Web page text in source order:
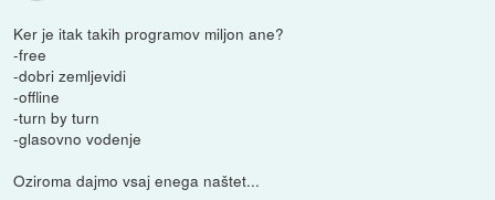
Ker je itak takih programov miljon ane?
-free
-dobri zemljevidi
-offline
-turn by turn
-glasovno vodenje
Oziroma dajmo vsaj enega naštet...